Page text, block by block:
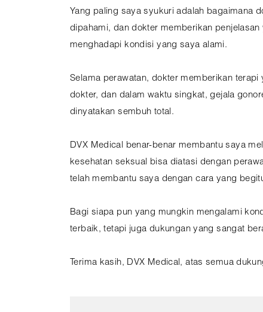
Yang paling saya syukuri adalah bagaimana
dipahami, dan dokter memberikan
menghadapi kondisi yang saya alami.
Selama perawatan, dokter memberikan
dokter, dan dalam waktu singkat, gejala
dinyatakan sembuh total.
DVX Medical benar-benar membantu saya
kesehatan seksual bisa diatasi dengan
telah membantu saya dengan cara yang
Bagi siapa pun yang mungkin mengalami
terbaik, tetapi juga dukungan yang sangat
Terima kasih, DVX Medical, atas semua